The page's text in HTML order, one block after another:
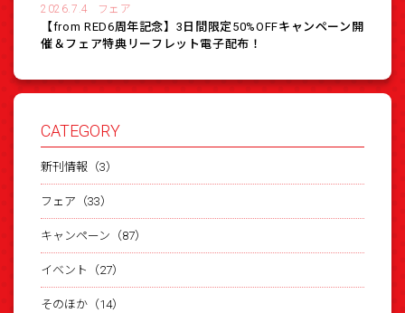
2026.7.4 フェア
【from RED6周年記念】3日間限定50%OFFキャンペーン開
催＆フェア特典リーフレット電子配布！
CATEGORY
新刊情報（3）
フェア（33）
キャンペーン（87）
イベント（27）
そのほか（14）